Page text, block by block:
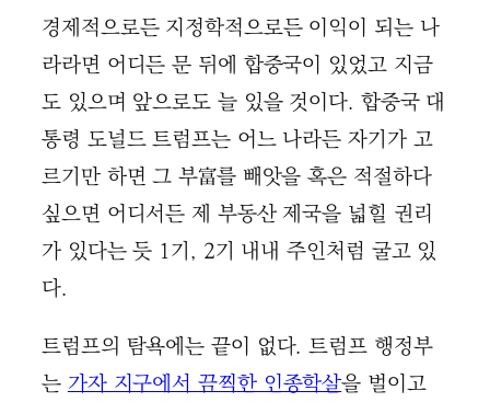
경제적으로든 지정학적으로든 이익이 되는 나
라라면 어디든 문 뒤에 합중국이 있었고 지금
도 있으며 앞으로도 늘 있을 것이다. 합중국 대
통령 도널드 트럼프는 어느 나라든 자기가 고
르기만 하면 그 부富를 빼앗을 혹은 적절하다
싶으면 어디서든 제 부동산 제국을 넓힐 권리
가 있다는 듯 1기, 2기 내내 주인처럼 굴고 있
다.
트럼프의 탐욕에는 끝이 없다. 트럼프 행정부
는가자 지구에서 끔찍한 인종학살을 벌이고